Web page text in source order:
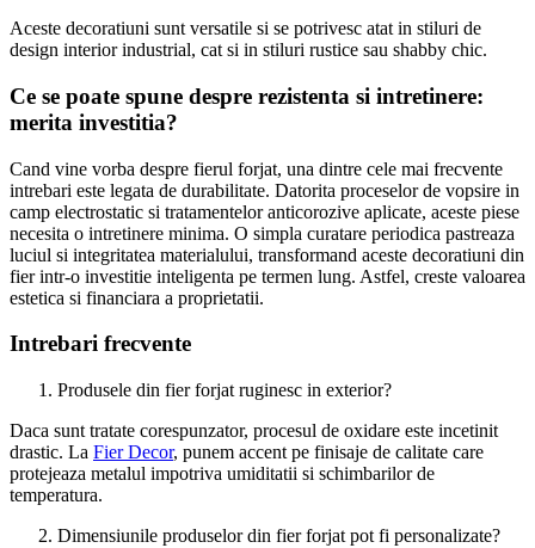
Aceste decoratiuni sunt versatile si se potrivesc atat in stiluri de
design interior industrial, cat si in stiluri rustice sau shabby chic.
Ce se poate spune despre rezistenta si intretinere:
merita investitia?
Cand vine vorba despre fierul forjat, una dintre cele mai frecvente
intrebari este legata de durabilitate. Datorita proceselor de vopsire in
camp electrostatic si tratamentelor anticorozive aplicate, aceste piese
necesita o intretinere minima. O simpla curatare periodica pastreaza
luciul si integritatea materialului, transformand aceste decoratiuni din
fier intr-o investitie inteligenta pe termen lung. Astfel, creste valoarea
estetica si financiara a proprietatii.
Intrebari frecvente
Produsele din fier forjat ruginesc in exterior?
Daca sunt tratate corespunzator, procesul de oxidare este incetinit
drastic. La Fier Decor, punem accent pe finisaje de calitate care
protejeaza metalul impotriva umiditatii si schimbarilor de
temperatura.
Dimensiunile produselor din fier forjat pot fi personalizate?